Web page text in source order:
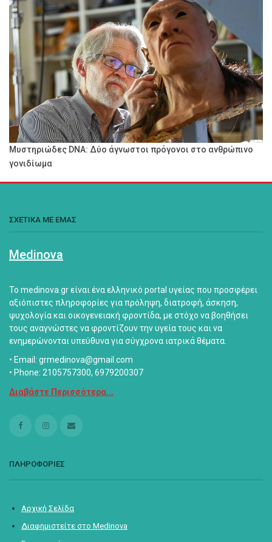
Μυστηριώδες DNA: Δύο άγνωστοι πρόγονοι στο ανθρώπινο
γονιδίωμα
ΣΧΕΤΙΚΑ ΜΕ ΕΜΑΣ
Medinova
Το medinova.gr είναι ένα ελληνικό portal υγείας που προσφέρει
αξιόπιστες πληροφορίες για πρόληψη, διατροφή, άσκηση,
ψυχολογία και οικογενειακή φροντίδα, με στόχο να βοηθήσει
τους αναγνώστες να φροντίζουν την υγεία τους και να
ενημερώνονται υπεύθυνα για σύγχρονα ιατρικά θέματα.
• Email: grmedinova@gmail.com
• Phone: 2105757300, 6979200307
Διαβάστε Περισσότερα...
ΠΛΗΡΟΦΟΡΙΕΣ
Αρχική Σελίδα
Διαφημιστείτε στο Medinova